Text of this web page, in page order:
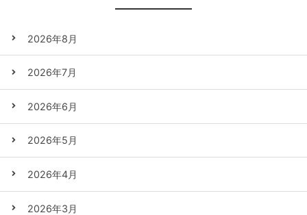
2026年8月
2026年7月
2026年6月
2026年5月
2026年4月
2026年3月